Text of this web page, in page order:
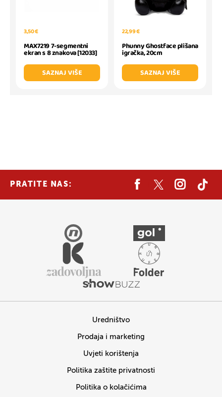
3,50 €
MAX7219 7-segmentni
ekran s 8 znakova [12033]
SAZNAJ VIŠE
22,99 €
Phunny Ghostface plišana
igračka, 20cm
SAZNAJ VIŠE
PRATITE NAS:
Uredništvo
Prodaja i marketing
Uvjeti korištenja
Politika zaštite privatnosti
Politika o kolačićima